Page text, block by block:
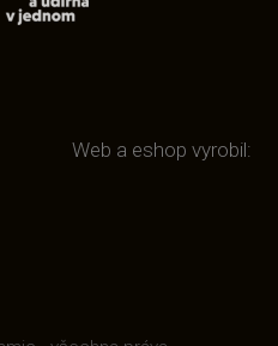
Web a eshop vyrobil: